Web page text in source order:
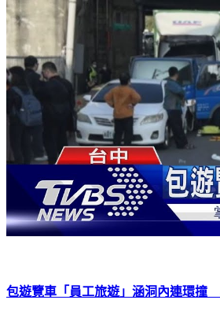
包遊覽車「員工旅遊」涵洞內連環撞